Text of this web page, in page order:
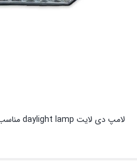
لامپ دی لایت daylight lamp مناسب برای استفاده در روز